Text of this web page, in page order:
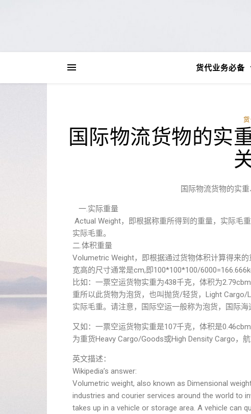
货代业务必备
国际物流货物的实
国际物流货物的实
一.实际重量
Actual Weight，即根据称重所得到的重量，实际毛
实际毛重。
二.体积重量
Volumetric Weight，即根据通过货物体积计算得来
宽高的尺寸通常是cm,即100*100*100/
比如：一票空运货物实重为438千克，体积为
重所以此货物为泡货，也叫抛货/轻货，Light
实际毛重。请注意，国际空运一般称为泡货，国际海
又如：一票空运货物实重是107千克，体积是
为重货Heavy Cargo/Goods或High Density Cargo，
英文描述：
Wikipedia’s answer:
Volumetric weight, also known as Dimensional
industries and courier services around the world to
takes up in a vehicle or storage area. A vehicle can